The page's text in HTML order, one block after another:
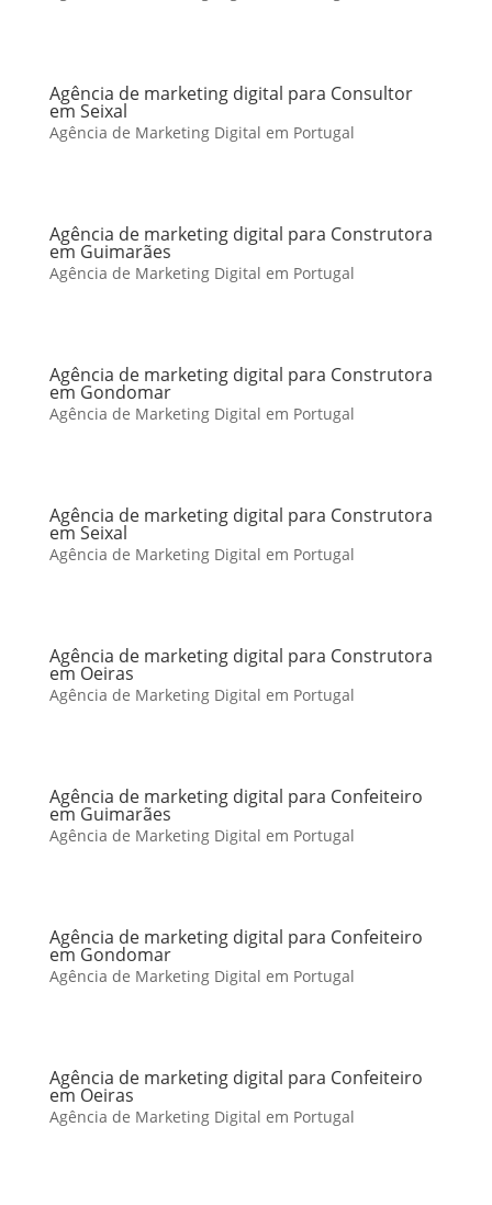
Agência de marketing digital para Consultor
em Seixal
Agência de Marketing Digital em Portugal
Agência de marketing digital para Construtora
em Guimarães
Agência de Marketing Digital em Portugal
Agência de marketing digital para Construtora
em Gondomar
Agência de Marketing Digital em Portugal
Agência de marketing digital para Construtora
em Seixal
Agência de Marketing Digital em Portugal
Agência de marketing digital para Construtora
em Oeiras
Agência de Marketing Digital em Portugal
Agência de marketing digital para Confeiteiro
em Guimarães
Agência de Marketing Digital em Portugal
Agência de marketing digital para Confeiteiro
em Gondomar
Agência de Marketing Digital em Portugal
Agência de marketing digital para Confeiteiro
em Oeiras
Agência de Marketing Digital em Portugal